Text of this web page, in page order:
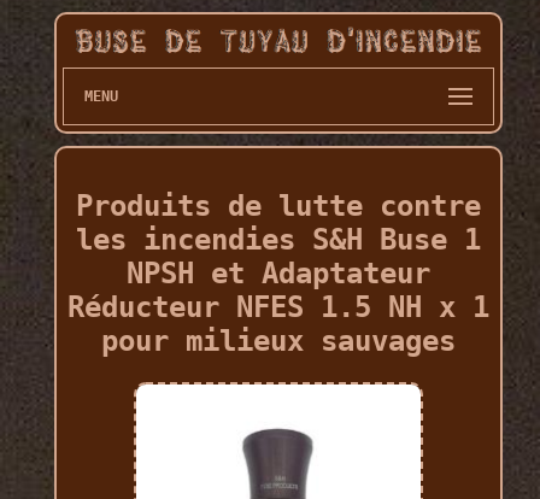
MENU
Produits de lutte contre
les incendies S&H Buse 1
NPSH et Adaptateur
Réducteur NFES 1.5 NH x 1
pour milieux sauvages